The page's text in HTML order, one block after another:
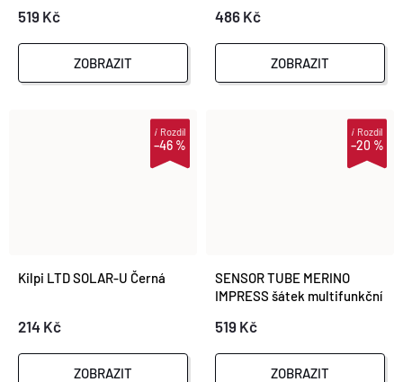
519 Kč
ZOBRAZIT
486 Kč
ZOBRAZIT
–46 %
iRozdíl
Kilpi LTD SOLAR-U Černá
214 Kč
ZOBRAZIT
–20 %
iRozdíl
SENSOR TUBE MERINO
IMPRESS šátek multifunkční
519 Kč
ZOBRAZIT